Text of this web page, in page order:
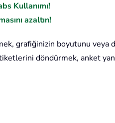
Kullanımı!
azaltın!
grafiğinizin boyutunu
döndürmek, anket